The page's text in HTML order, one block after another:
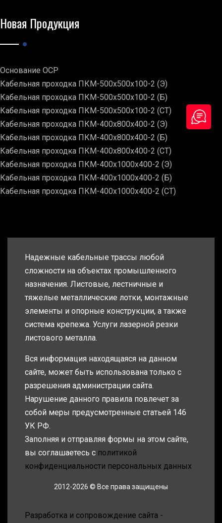
Новая Продукция
Основание ОСР
Кабельная проходка ПКМ-500х500х100-2 (Э)
Кабельная проходка ПКМ-500х500х100-2 (Б)
Кабельная проходка ПКМ-500х500х100-2 (СТ)
Кабельная проходка ПКМ-400х800х400-2 (Э)
Кабельная проходка ПКМ-400х800х400-2 (Б)
Кабельная проходка ПКМ-400х800х400-2 (СТ)
Кабельная проходка ПКМ-400х1000х400-2 (Э)
Кабельная проходка ПКМ-400х1000х400-2 (Б)
Кабельная проходка ПКМ-400х1000х400-2 (СТ)
Надежные кабельные трассы любой
сложности на объектах промышленного
назначения. Листовые, лестничные и
тяжелые металлические лотки, монтажные
элементы и опорные конструкции, а также
система крепежа. Услуги лазерной резки
листового металла.
Вся информация находящаяся на данном
сайте, может быть использована только с
разрешения администрации сайта.
Нарушение данного правила повлечет за
собой меры предусмотренные статьей 146
УК РФ.
Заполняя и отправляя формы на этом сайте,
вы соглашаетесь с политикой
конфиденциальности персональных данных
2012-2026 © Все права защищены
Разработка и сопровождение сайта -